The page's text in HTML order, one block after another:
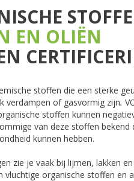
EN OLIËN
stoffen die een sterke
verdampen of gasvormig zijn.
stoffen kunnen
van deze stoffen bekend
kunnen hebben.
zie je vaak bij lijmen, lakken
vluchtige organische stoffen en